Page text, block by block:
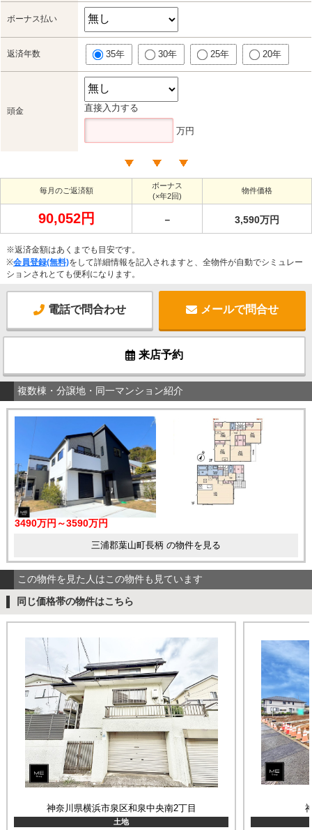
ボーナス払い
返済年数 35年 30年 25年 20年
頭金 直接入力する
万円
毎月のご返済額
ボーナス
(×年2回)
物件価格
90,052円 － 3,590万円
※返済金額はあくまでも目安です。
※会員登録(無料)をして詳細情報を記入されますと、全物件が自動でシミュレー
ションされとても便利になります。
電話で問合わせ メールで問合せ
来店予約
複数棟・分譲地・同一マンション紹介
3490万円～3590万円
三浦郡葉山町長柄 の物件を見る
この物件を見た人はこの物件も見ています
同じ価格帯の物件はこちら
神奈川県横浜市泉区和泉中央南2丁目
土地